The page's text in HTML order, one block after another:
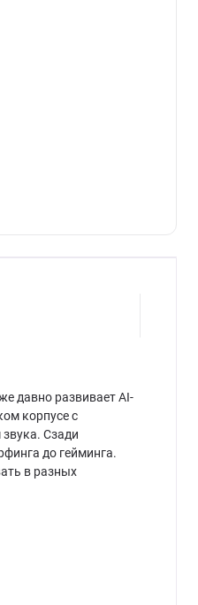
давно развивает AI-
корпусе с
Сзади
до гейминга.
в разных